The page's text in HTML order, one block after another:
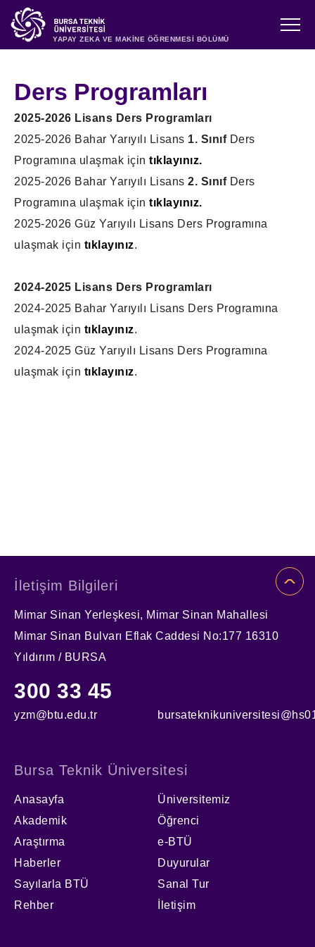
YAPAY ZEKA VE MAKİNE ÖĞRENMESİ BÖLÜMÜ
Ders Programları
2025-2026 Lisans Ders Programları
2025-2026 Bahar Yarıyılı Lisans 1. SınıfDers
Programına ulaşmak için tıklayınız.
2025-2026 Bahar Yarıyılı Lisans 2. SınıfDers
Programına ulaşmak için tıklayınız.
2025-2026 Güz Yarıyılı Lisans Ders Programına
ulaşmak için tıklayınız.
2024-2025 Lisans Ders Programları
2024-2025 Bahar Yarıyılı Lisans Ders Programına
ulaşmak için tıklayınız.
2024-2025 Güz Yarıyılı Lisans Ders Programına
ulaşmak için tıklayınız.
İletişim Bilgileri
Mimar Sinan Yerleşkesi, Mimar Sinan Mahallesi
Mimar Sinan Bulvarı Eflak Caddesi No:177 16310
Yıldırım / BURSA
300 33 45
yzm@btu.edu.tr
Bursa Teknik Üniversitesi
Anasayfa
Üniversitemiz
Akademik
Öğrenci
Araştırma
e-BTÜ
Haberler
Duyurular
Sayılarla BTÜ
Sanal Tur
Rehber
İletişim